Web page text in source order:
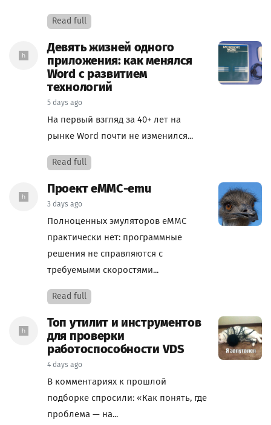
Read full
Девять жизней одного
приложения: как менялся
Word с развитием
технологий
5 days ago
На первый взгляд за 40+ лет на
рынке Word почти не изменился...
Read full
Проект eMMC-emu
3 days ago
Полноценных эмуляторов eMMC
практически нет: программные
решения не справляются с
требуемыми скоростями...
Read full
Топ утилит и инструментов
для проверки
работоспособности VDS
4 days ago
В комментариях к прошлой
подборке спросили: «Как понять, где
проблема — на...